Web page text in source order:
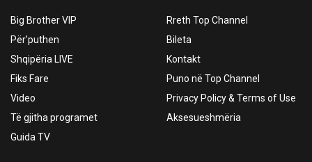
Big Brother VIP
Për’puthen
Shqipëria LIVE
Fiks Fare
Video
Të gjitha programet
Guida TV
Rreth Top Channel
Bileta
Kontakt
Puno në Top Channel
Privacy Policy & Terms of Use
Aksesueshmëria